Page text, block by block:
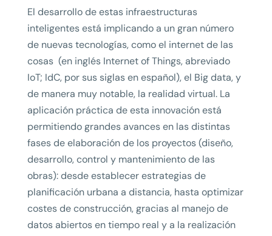
El desarrollo de estas infraestructuras
inteligentes está implicando a un gran número
de nuevas tecnologías, como el internet de las
cosas (en inglés Internet of Things, abreviado
IoT;​ IdC, por sus siglas en español), el Big data, y
de manera muy notable, la realidad virtual. La
aplicación práctica de esta innovación está
permitiendo grandes avances en las distintas
fases de elaboración de los proyectos (diseño,
desarrollo, control y mantenimiento de las
obras): desde establecer estrategias de
planificación urbana a distancia, hasta optimizar
costes de construcción, gracias al manejo de
datos abiertos en tiempo real y a la realización